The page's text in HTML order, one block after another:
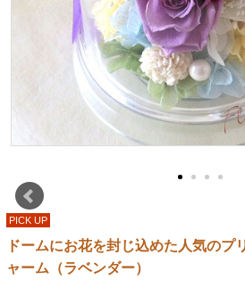
PICK UP
ドームにお花を封じ込めた人気のプ
ャーム（ラベンダー）